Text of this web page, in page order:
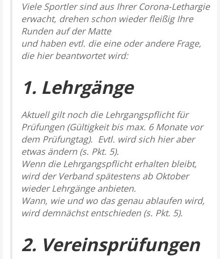
Viele Sportler sind aus Ihrer Corona-Lethargie
erwacht, drehen schon wieder fleißig Ihre
Runden auf der Matte
und haben evtl. die eine oder andere Frage,
die hier beantwortet wird:
1. Lehrgänge
Aktuell gilt noch die Lehrgangspflicht für
Prüfungen (Gültigkeit bis max. 6 Monate vor
dem Prüfungtag). Evtl. wird sich hier aber
etwas ändern (s. Pkt. 5).
Wenn die Lehrgangspflicht erhalten bleibt,
wird der Verband spätestens ab Oktober
wieder Lehrgänge anbieten.
Wann, wie und wo das genau ablaufen wird,
wird demnächst entschieden (s. Pkt. 5).
2. Vereinsprüfungen